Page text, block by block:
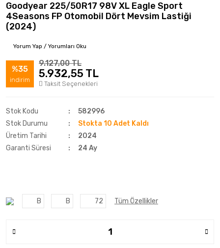
Goodyear 225/50R17 98V XL Eagle Sport
4Seasons FP Otomobil Dört Mevsim Lastiği
(2024)
Yorum Yap / Yorumları Oku
%35
indirim
9.127,00 TL
5.932,55 TL
Taksit Seçenekleri
Stok Kodu
582996
Stok Durumu
Stokta 10 Adet Kaldı
Üretim Tarihi
2024
Garanti Süresi
24 Ay
B B 72 Tüm Özellikler